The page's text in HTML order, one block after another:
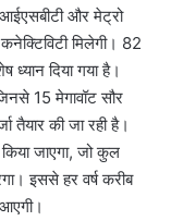
और मेट्रो
मिलेगी। 82
ध्यान दिया गया है।
15 मेगावॉट सौर
तैयार की जा रही है।
किया जाएगा, जो कुल
इससे हर वर्ष करीब